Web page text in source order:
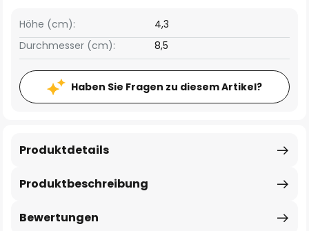
Höhe (cm):
4,3
Durchmesser (cm):
8,5
Haben Sie Fragen zu diesem Artikel?
Produktbeschreibung
Produktdetails
Bewertungen